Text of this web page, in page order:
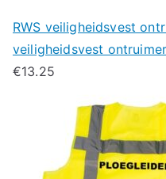
RWS veiligheidsvest
veiligheidsvest
€13.25